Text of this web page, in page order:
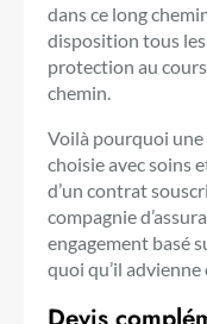
dans ce long
disposition tous les
protection au
chemin.
Voilà pourquoi
choisie avec soins
d’un contrat
compagnie
engagement basé
quoi qu’il